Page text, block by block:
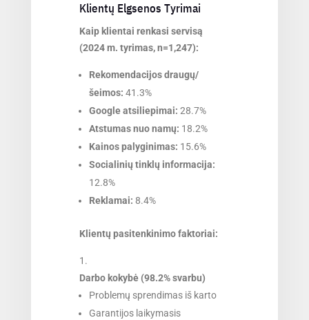
Klientų Elgsenos Tyrimai
Kaip klientai renkasi servisą
(2024 m. tyrimas, n=1,247):
Rekomendacijos draugų/
šeimos: 41.3%
Google atsiliepimai: 28.7%
Atstumas nuo namų: 18.2%
Kainos palyginimas: 15.6%
Socialinių tinklų informacija:
12.8%
Reklamai: 8.4%
Klientų pasitenkinimo faktoriai:
Darbo kokybė (98.2% svarbu)
Problemų sprendimas iš karto
Garantijos laikymasis